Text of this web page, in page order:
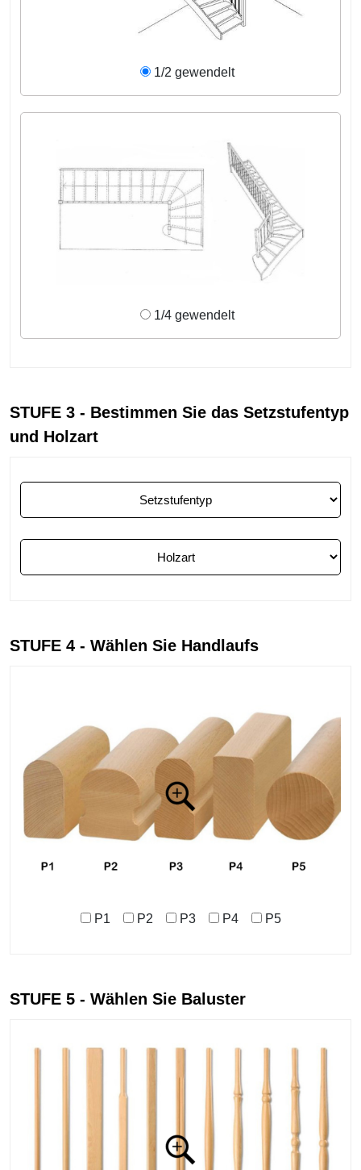
1/2 gewendelt
1/4 gewendelt
STUFE 3 - Bestimmen Sie das Setzstufentyp
und Holzart
STUFE 4 - Wählen Sie Handlaufs
P1 P2 P3 P4 P5
STUFE 5 - Wählen Sie Baluster